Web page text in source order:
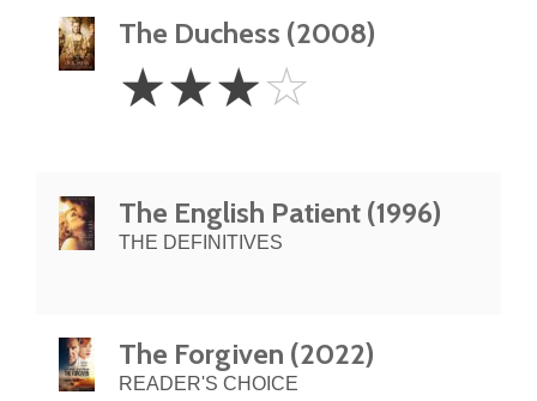
The Duchess (2008)
Stars
☆☆☆☆
The English Patient (1996)
THE DEFINITIVES
The Forgiven (2022)
READER'S CHOICE